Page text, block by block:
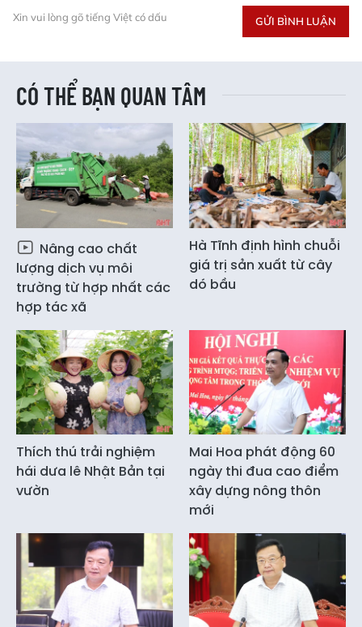
Xin vui lòng gõ tiếng Việt có dấu GỬI BÌNH LUẬN
CÓ THỂ BẠN QUAN TÂM
Nâng cao chất
lượng dịch vụ môi
trường từ hợp nhất các
hợp tác xã
Hà Tĩnh định hình chuỗi
giá trị sản xuất từ cây
dó bầu
Thích thú trải nghiệm
hái dưa lê Nhật Bản tại
vườn
Mai Hoa phát động 60
ngày thi đua cao điểm
xây dựng nông thôn
mới